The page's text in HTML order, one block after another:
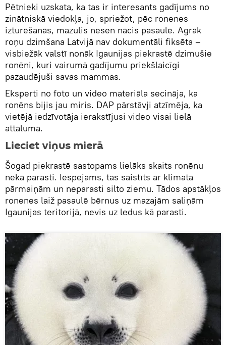
Pētnieki uzskata, ka tas ir interesants gadījums no
zinātniskā viedokļa, jo, spriežot, pēc ronenes
izturēšanās, mazulis nesen nācis pasaulē. Agrāk
roņu dzimšana Latvijā nav dokumentāli fiksēta –
visbiežāk valstī nonāk Igaunijas piekrastē dzimušie
ronēni, kuri vairumā gadījumu priekšlaicīgi
pazaudējuši savas mammas.
Eksperti no foto un video materiāla secināja, ka
ronēns bijis jau miris. DAP pārstāvji atzīmēja, ka
vietējā iedzīvotāja ierakstījusi video visai lielā
attālumā.
Lieciet viņus mierā
Šogad piekrastē sastopams lielāks skaits ronēnu
nekā parasti. Iespējams, tas saistīts ar klimata
pārmaiņām un neparasti silto ziemu. Tādos apstākļos
ronenes laiž pasaulē bērnus uz mazajām saliņām
Igaunijas teritorijā, nevis uz ledus kā parasti.